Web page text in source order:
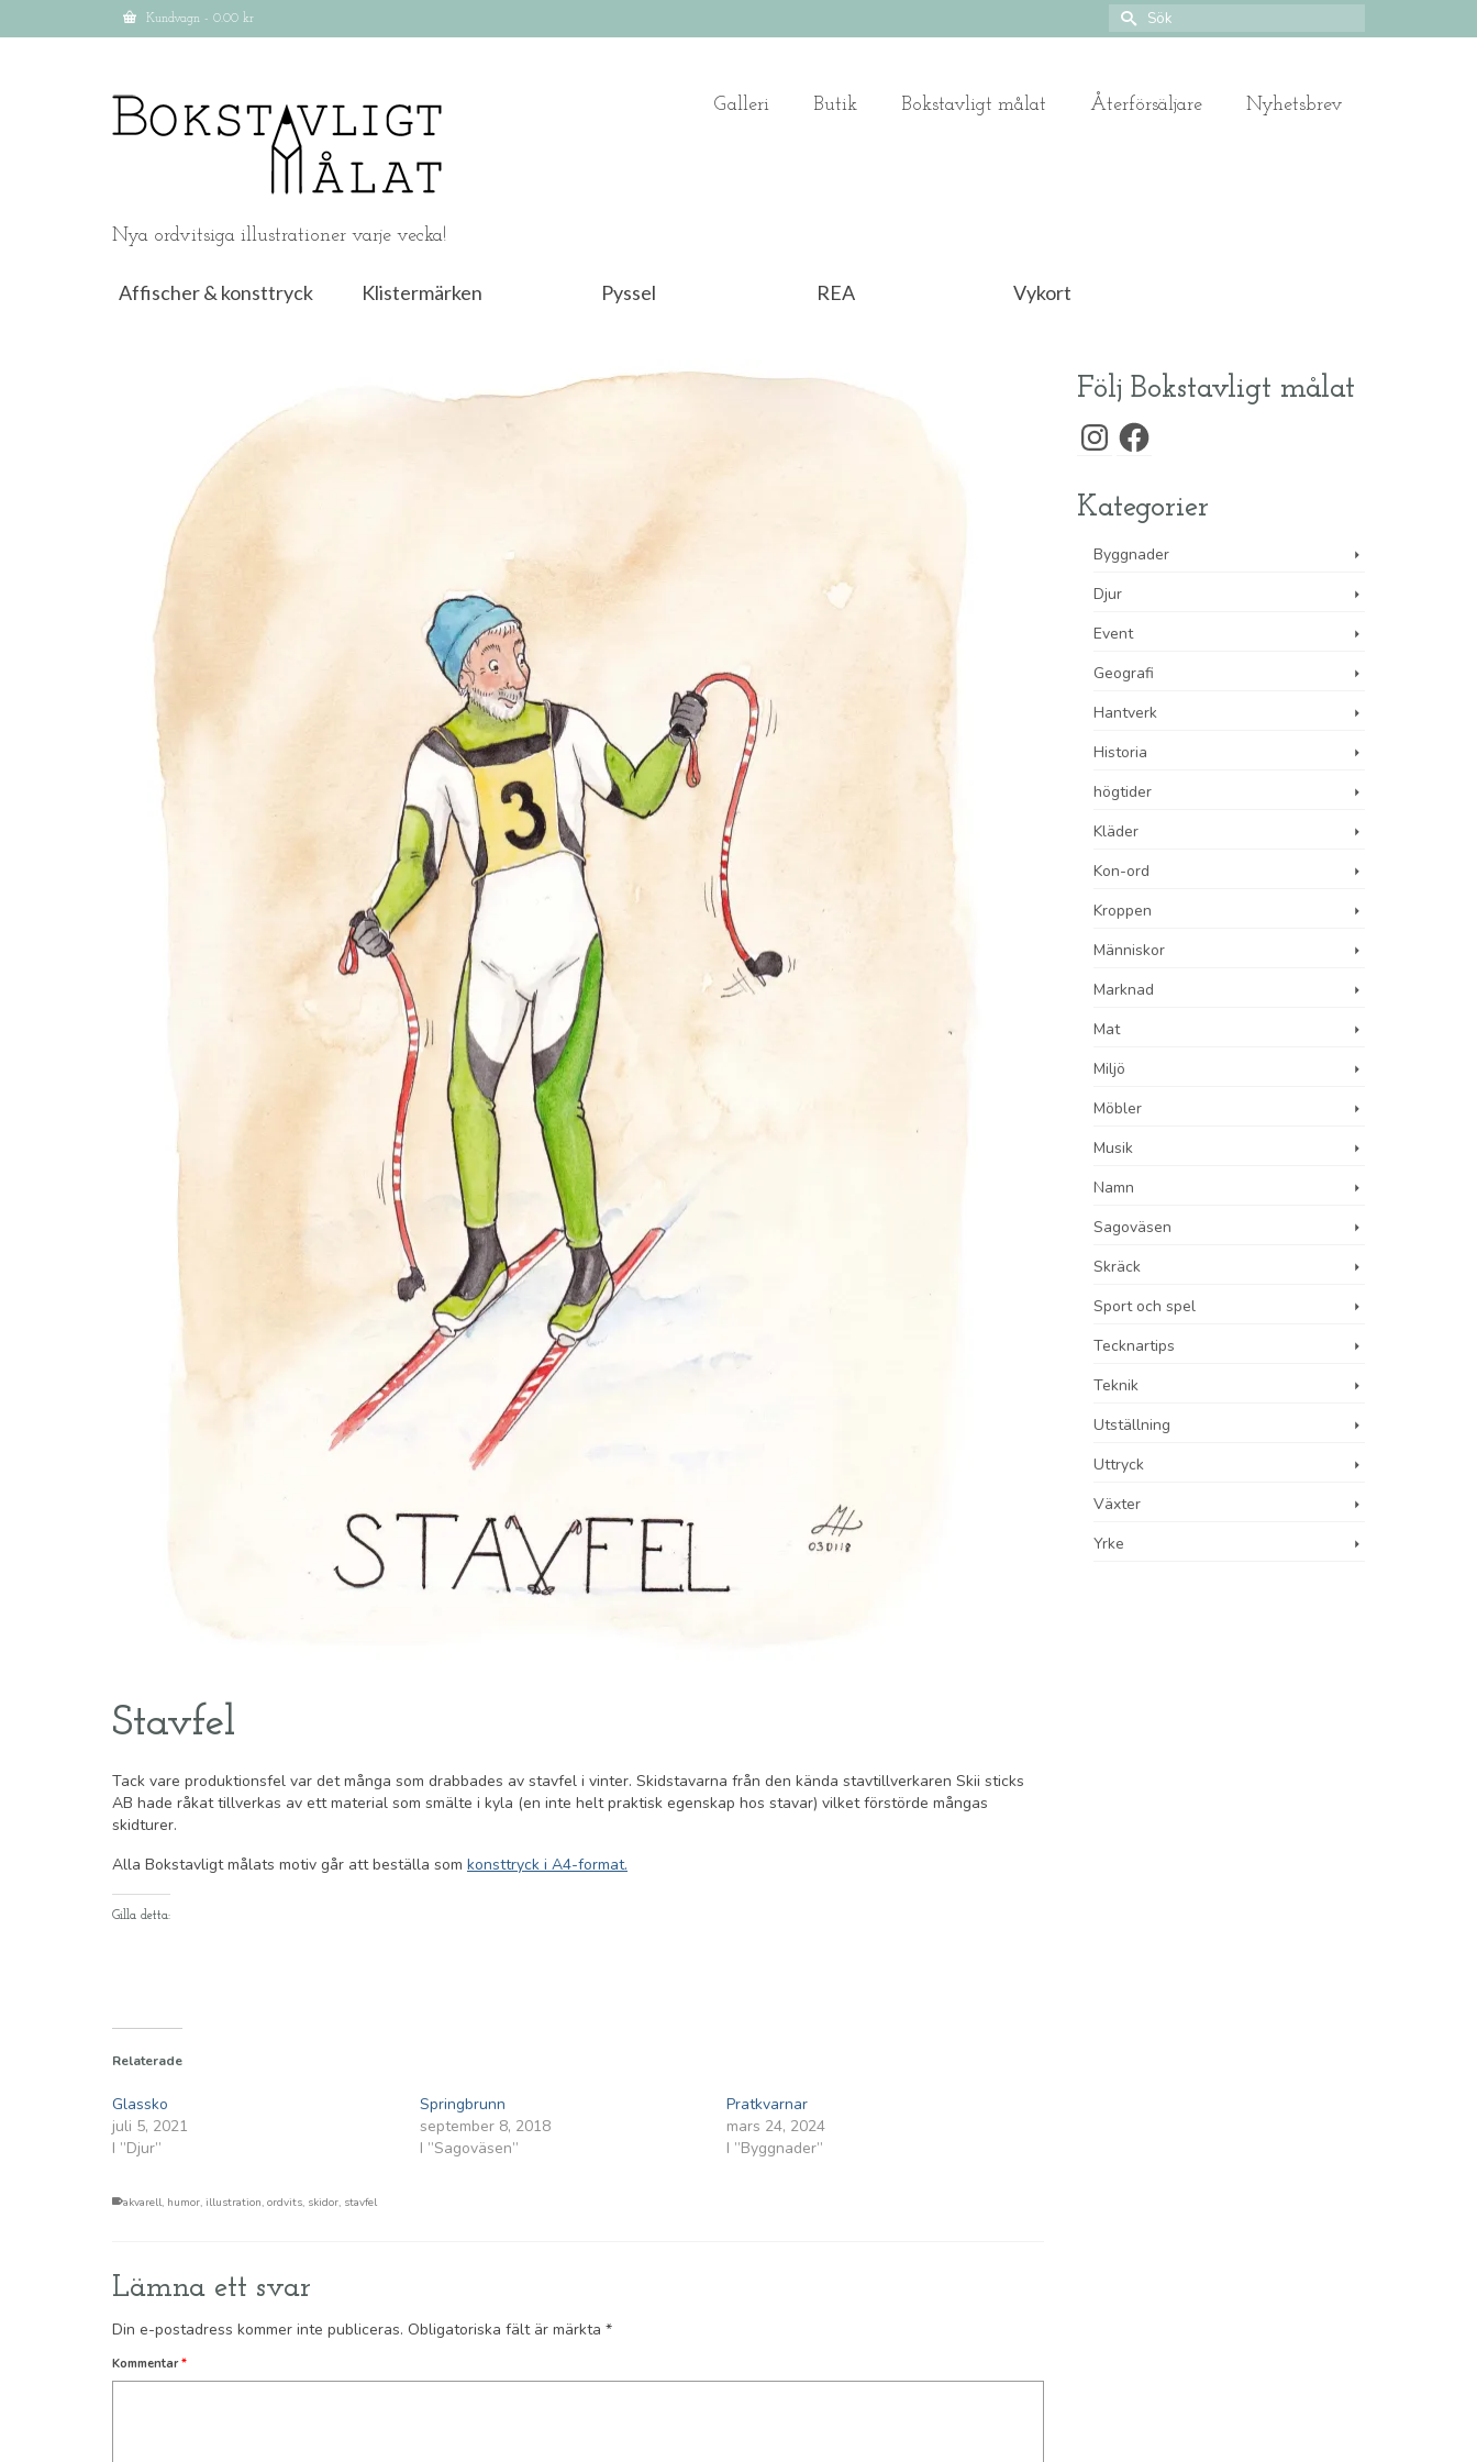
Kundvagn - 0.00 kr
Search
for:
Nya ordvitsiga illustrationer varje vecka!
Galleri Butik Bokstavligt målat Återförsäljare Nyhetsbrev
Affischer & konsttryck Klistermärken Pyssel REA Vykort
Stavfel
Tack vare produktionsfel var det många som drabbades av stavfel i vinter. Skidstavarna från den kända stavtillverkaren Skii sticks
AB hade råkat tillverkas av ett material som smälte i kyla (en inte helt praktisk egenskap hos stavar) vilket förstörde mångas
skidturer.
Alla Bokstavligt målats motiv går att beställa som konsttryck i A4-format.
Gilla detta:
Relaterade
Glassko
juli 5, 2021
I ”Djur”
Springbrunn
september 8, 2018
I ”Sagoväsen”
Pratkvarnar
mars 24, 2024
I ”Byggnader”
akvarell, humor, illustration, ordvits, skidor, stavfel
Lämna ett svar
Din e-postadress kommer inte publiceras. Obligatoriska fält är märkta *
Kommentar*
Följ Bokstavligt målat
InstagramFacebook
Kategorier
Byggnader
Djur
Event
Geografi
Hantverk
Historia
högtider
Kläder
Kon-ord
Kroppen
Människor
Marknad
Mat
Miljö
Möbler
Musik
Namn
Sagoväsen
Skräck
Sport och spel
Tecknartips
Teknik
Utställning
Uttryck
Växter
Yrke